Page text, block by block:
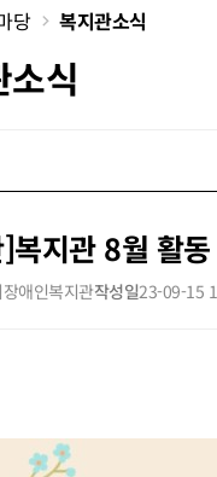
당 복지관소식
소식
복지관 8월 활
애인복지관작성일23-09-15